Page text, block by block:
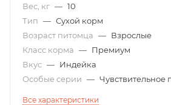
Вес, кг — 10
Тип — Сухой корм
Возраст питомца — Взрослые
Класс корма — Премиум
Вкус — Индейка
Особые серии —
Все характеристики